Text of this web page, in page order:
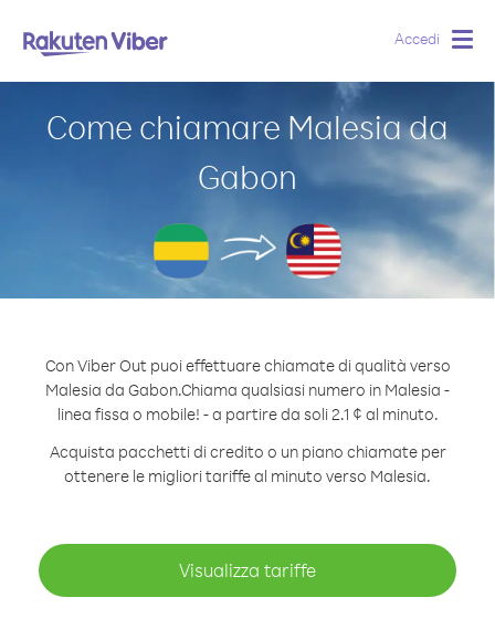
Accedi
Come chiamare Malesia da
Gabon
Con Viber Out puoi effettuare chiamate di qualità verso
Malesia da Gabon.Chiama qualsiasi numero in Malesia -
linea fissa o mobile! - a partire da soli 2.1 ¢ al minuto.
Acquista pacchetti di credito o un piano chiamate per
ottenere le migliori tariffe al minuto verso Malesia.
Visualizza tariffe